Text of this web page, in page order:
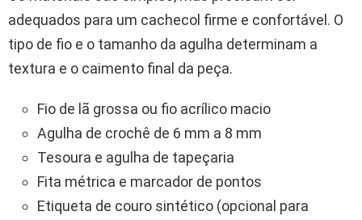
adequados para um cachecol firme e confortável. O
tipo de fio e o tamanho da agulha determinam a
textura e o caimento final da peça.
Fio de lã grossa ou fio acrílico macio
Agulha de crochê de 6 mm a 8 mm
Tesoura e agulha de tapeçaria
Fita métrica e marcador de pontos
Etiqueta de couro sintético (opcional para